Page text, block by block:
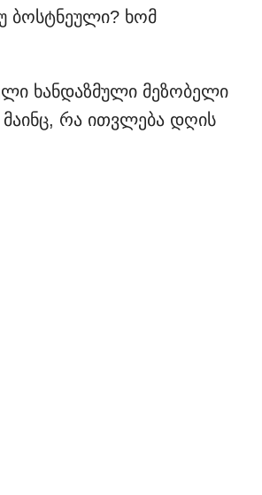
ბოსტნეული? ხომ
ხანდაზმული მეზობელი
მაინც, რა ითვლება დღის